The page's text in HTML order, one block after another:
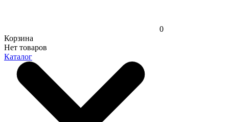
0
Корзина
Нет товаров
Каталог